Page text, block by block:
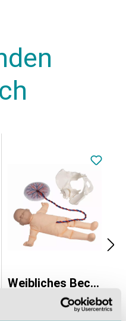
Weibliches Becken mit Fetuspuppe, Nabelschnur und Plazenta